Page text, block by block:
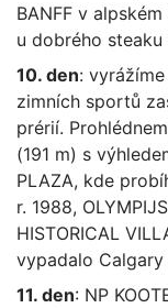
BANFF v
u dobrého steaku
10. den:
zimních sportů
prérií.
(191 m) s
PLAZA, kde
r. 1988,
HISTORICAL
vypadalo Calgary
11. den: NP